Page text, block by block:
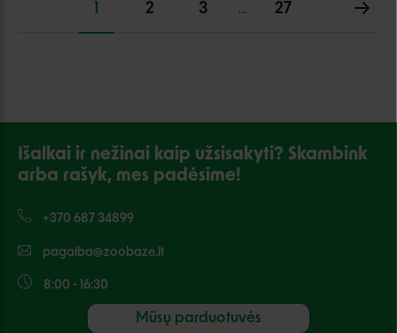
1 2 3 … 27
Išalkai ir nežinai kaip užsisakyti? Skambink
arba rašyk, mes padėsime!
+370 687 34899
pagalba@zoobaze.lt
8:00 - 16:30
Mūsų parduotuvės